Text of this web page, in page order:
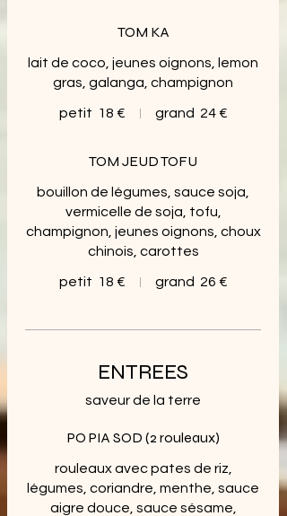
TOM KA
lait de coco, jeunes oignons, lemon
gras, galanga, champignon
petit 18 € grand 24 €
TOM JEUD TOFU
bouillon de légumes, sauce soja,
vermicelle de soja, tofu,
champignon, jeunes oignons, choux
chinois, carottes
petit 18 € grand 26 €
ENTREES
saveur de la terre
PO PIA SOD (2 rouleaux)
rouleaux avec pates de riz,
légumes, coriandre, menthe, sauce
aigre douce, sauce sésame,